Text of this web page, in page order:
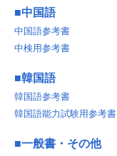
■中国語
中国語参考書
中検用参考書
■韓国語
韓国語参考書
韓国語能力試験用参考書
■一般書・その他